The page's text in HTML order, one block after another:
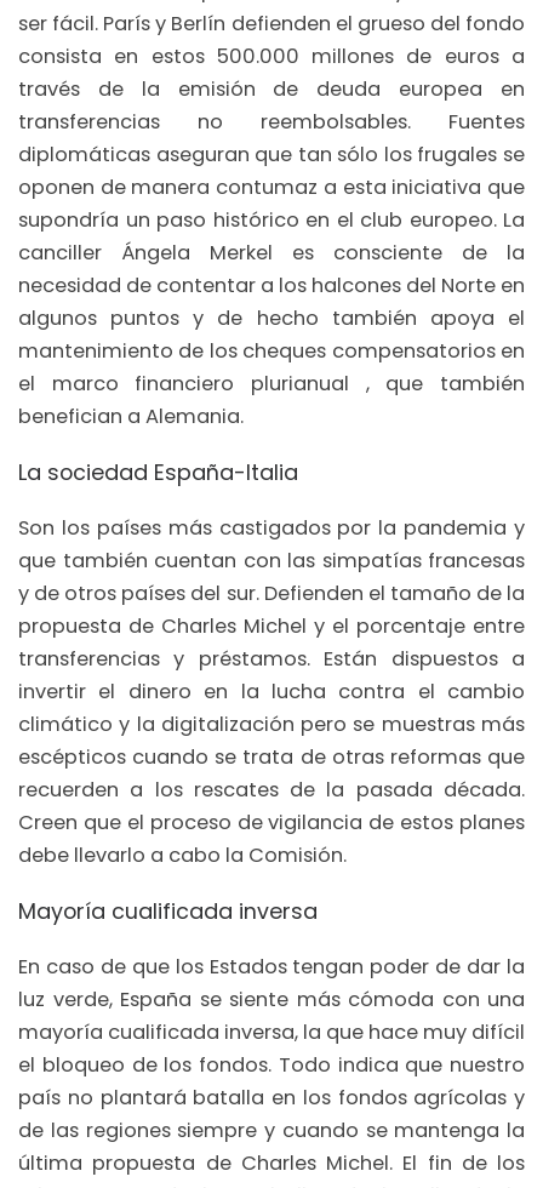
ser fácil. París y Berlín defienden el grueso del fondo
consista en estos 500.000 millones de euros a
través de la emisión de deuda europea en
transferencias no reembolsables. Fuentes
diplomáticas aseguran que tan sólo los frugales se
oponen de manera contumaz a esta iniciativa que
supondría un paso histórico en el club europeo. La
canciller Ángela Merkel es consciente de la
necesidad de contentar a los halcones del Norte en
algunos puntos y de hecho también apoya el
mantenimiento de los cheques compensatorios en
el marco financiero plurianual , que también
benefician a Alemania.
La sociedad España-Italia
Son los países más castigados por la pandemia y
que también cuentan con las simpatías francesas
y de otros países del sur. Defienden el tamaño de la
propuesta de Charles Michel y el porcentaje entre
transferencias y préstamos. Están dispuestos a
invertir el dinero en la lucha contra el cambio
climático y la digitalización pero se muestras más
escépticos cuando se trata de otras reformas que
recuerden a los rescates de la pasada década.
Creen que el proceso de vigilancia de estos planes
debe llevarlo a cabo la Comisión.
Mayoría cualificada inversa
En caso de que los Estados tengan poder de dar la
luz verde, España se siente más cómoda con una
mayoría cualificada inversa, la que hace muy difícil
el bloqueo de los fondos. Todo indica que nuestro
país no plantará batalla en los fondos agrícolas y
de las regiones siempre y cuando se mantenga la
última propuesta de Charles Michel. El fin de los